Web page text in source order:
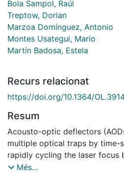
Bola Sampol, Raúl
Treptow, Dorian
Marzoa Domínguez, Antonio
Montes Usategui, Mario
Martín Badosa, Estela
Recurs relacionat
https://doi.org/10.1364/
Resum
Acousto-optic deflectors
multiple optical traps by time-
rapidly cycling the laser focus
spatial locations. The traps
Més...